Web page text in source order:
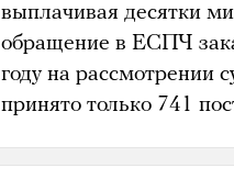
выплачивая десятки
обращение в ЕСПЧ
году на рассмотрении
принято только 741